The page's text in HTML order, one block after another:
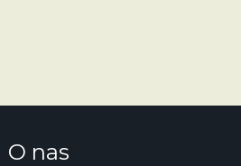
O nas